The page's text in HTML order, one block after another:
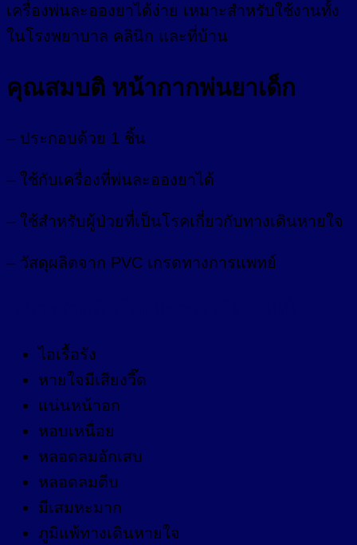
เครื่องพ่นละอองยาได้ง่าย เหมาะสำหรับใช้งานทั้ง
ในโรงพยาบาล คลินิก และที่บ้าน
คุณสมบติ หน้ากากพ่นยาเด็ก
– ประกอบด้วย 1 ชิ้น
– ใช้กับเครื่องที่พ่นละอองยาได้
– ใช้สำหรับผู้ป่วยที่เป็นโรคเกี่ยวกับทางเดินหายใจ
– วัสดุผลิตจาก PVC เกรดทางการแพทย์
ไอเรื้อรัง
หายใจมีเสียงวี๊ด
แน่นหน้าอก
หอบเหนื่อย
หลอดลมอักเสบ
หลอดลมตีบ
มีเสมหะมาก
ภูมิแพ้ทางเดินหายใจ